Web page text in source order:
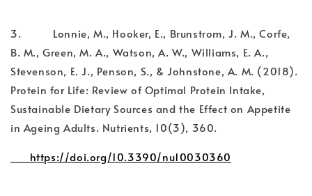
3. Lonnie, M., Hooker, E., Brunstrom, J. M., Corfe,
B. M., Green, M. A., Watson, A. W., Williams, E. A.,
Stevenson, E. J., Penson, S., & Johnstone, A. M. (2018).
Protein for Life: Review of Optimal Protein Intake,
Sustainable Dietary Sources and the Effect on Appetite
in Ageing Adults. Nutrients, 10(3), 360.
https://doi.org/10.3390/nu10030360